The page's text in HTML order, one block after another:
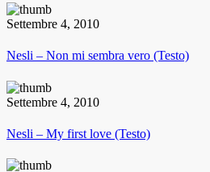
Settembre 4, 2010
Nesli – Non mi sembra vero (Testo)
Settembre 4, 2010
Nesli – My first love (Testo)